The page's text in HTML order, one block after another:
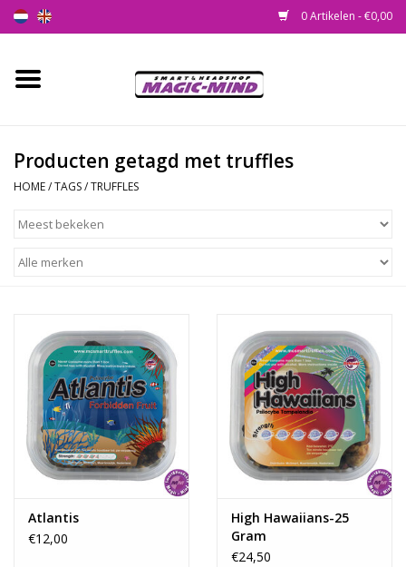
0 Artikelen - €0,00
Home
Smartshop
Health Supplies
Psychedelic
Rituals & Wierook
Producten getagd met truffles
HOME/TAGS/TRUFFLES
Atlantis
€12,00
High Hawaiians-25
Gram
€24,50